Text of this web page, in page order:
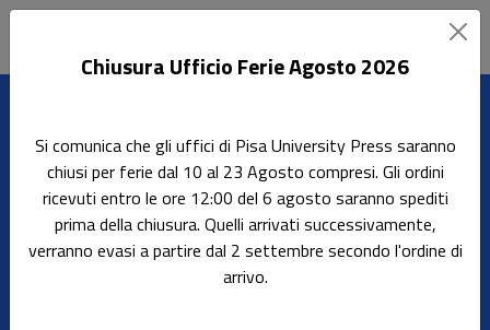
Home Tutti gli eventi
Presentazione del volume "La cremazione a Pisa. Le ragioni di
una scelta" di Andrea Salvini
Presentazione del volume "La
Chiusura Ufficio Ferie Agosto 2026
Si comunica che gli uffici di Pisa University Press saranno
chiusi per ferie dal 10 al 23 Agosto compresi. Gli ordini
ricevuti entro le ore 12:00 del 6 agosto saranno spediti
prima della chiusura. Quelli arrivati successivamente,
verranno evasi a partire dal 2 settembre secondo l'ordine di
arrivo.